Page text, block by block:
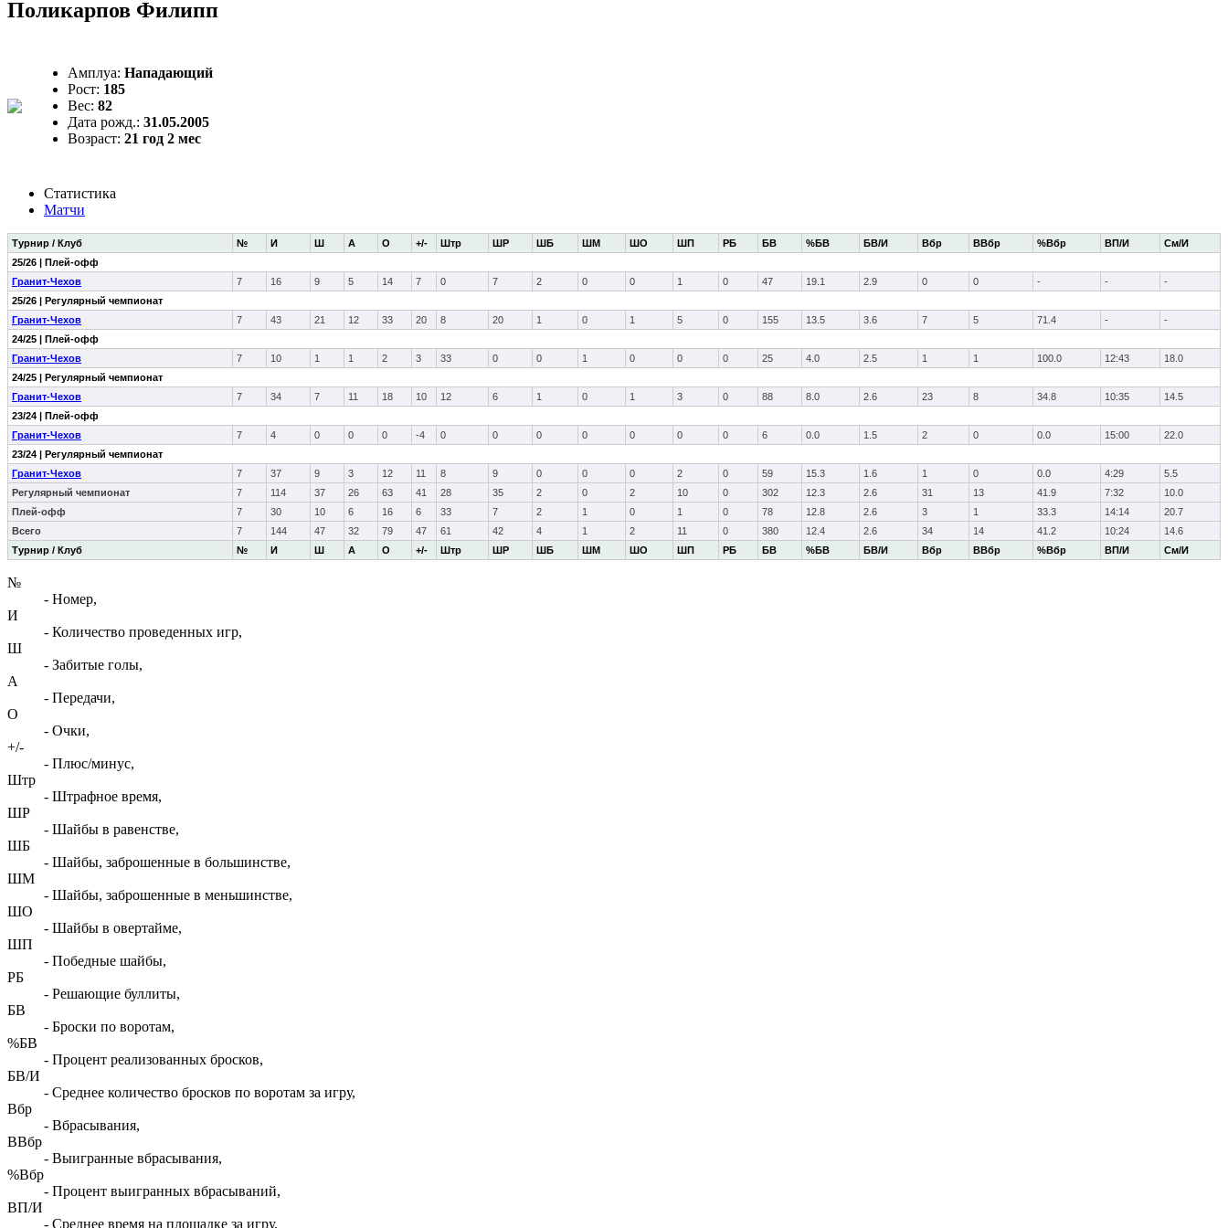
Поликарпов Филипп
Амплуа: Нападающий
Рост: 185
Вес: 82
Дата рожд.: 31.05.2005
Возраст: 21 год 2 мес
Статистика
Матчи
Турнир / Клуб № И Ш А О +/- Штр ШР ШБ ШМ ШО ШП РБ БВ %БВ БВ/И Вбр ВВбр %Вбр ВП/И См/И
Турнир / Клуб № И Ш А О +/- Штр ШР ШБ ШМ ШО ШП РБ БВ %БВ БВ/И Вбр ВВбр %Вбр ВП/И См/И
25/26 | Плей-офф
Гранит-Чехов
7 16 9 5 14 7 0 7 2 0 0 1 0 47 19.1 2.9 0 0 - -
-
25/26 | Регулярный чемпионат
Гранит-Чехов
7 43 21 12 33 20 8 20 1 0 1 5 0 155 13.5 3.6 7 5 71.4 -
-
24/25 | Плей-офф
Гранит-Чехов
7 10 1 1 2 3 33 0 0 1 0 0 0 25 4.0 2.5 1 1 100.0 12:43
18.0
24/25 | Регулярный чемпионат
Гранит-Чехов
7 34 7 11 18 10 12 6 1 0 1 3 0 88 8.0 2.6 23 8 34.8 10:35
14.5
23/24 | Плей-офф
Гранит-Чехов
7 4 0 0 0 -4 0 0 0 0 0 0 0 6 0.0 1.5 2 0 0.0 15:00
22.0
23/24 | Регулярный чемпионат
Гранит-Чехов
7 37 9 3 12 11 8 9 0 0 0 2 0 59 15.3 1.6 1 0 0.0 4:29
5.5
Регулярный чемпионат
7 114 37 26 63 41 28 35 2 0 2 10 0 302 12.3 2.6 31 13 41.9 7:32
10.0
Плей-офф
7 30 10 6 16 6 33 7 2 1 0 1 0 78 12.8 2.6 3 1 33.3 14:14
20.7
Всего
7 144 47 32 79 47 61 42 4 1 2 11 0 380 12.4 2.6 34 14 41.2 10:24 14.6
№
- Номер,
И
- Количество проведенных игр,
Ш
- Забитые голы,
А
- Передачи,
О
- Очки,
+/-
- Плюс/минус,
Штр
- Штрафное время,
ШР
- Шайбы в равенстве,
ШБ
- Шайбы, заброшенные в большинстве,
ШМ
- Шайбы, заброшенные в меньшинстве,
ШО
- Шайбы в овертайме,
ШП
- Победные шайбы,
РБ
- Решающие буллиты,
БВ
- Броски по воротам,
%БВ
- Процент реализованных бросков,
БВ/И
- Среднее количество бросков по воротам за игру,
Вбр
- Вбрасывания,
ВВбр
- Выигранные вбрасывания,
%Вбр
- Процент выигранных вбрасываний,
ВП/И
- Среднее время на площадке за игру,